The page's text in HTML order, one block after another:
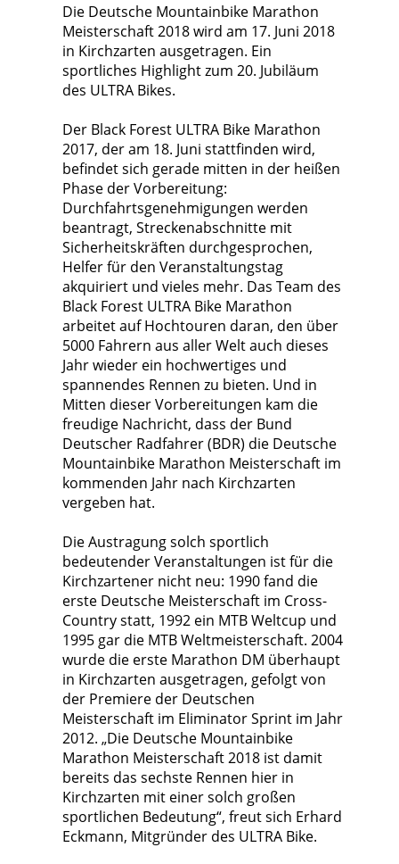
Die Deutsche Mountainbike Marathon
Meisterschaft 2018 wird am 17. Juni 2018
in Kirchzarten ausgetragen. Ein
sportliches Highlight zum 20. Jubiläum
des ULTRA Bikes.
Der Black Forest ULTRA Bike Marathon
2017, der am 18. Juni stattfinden wird,
befindet sich gerade mitten in der heißen
Phase der Vorbereitung:
Durchfahrtsgenehmigungen werden
beantragt, Streckenabschnitte mit
Sicherheitskräften durchgesprochen,
Helfer für den Veranstaltungstag
akquiriert und vieles mehr. Das Team des
Black Forest ULTRA Bike Marathon
arbeitet auf Hochtouren daran, den über
5000 Fahrern aus aller Welt auch dieses
Jahr wieder ein hochwertiges und
spannendes Rennen zu bieten. Und in
Mitten dieser Vorbereitungen kam die
freudige Nachricht, dass der Bund
Deutscher Radfahrer (BDR) die Deutsche
Mountainbike Marathon Meisterschaft im
kommenden Jahr nach Kirchzarten
vergeben hat.
Die Austragung solch sportlich
bedeutender Veranstaltungen ist für die
Kirchzartener nicht neu: 1990 fand die
erste Deutsche Meisterschaft im Cross-
Country statt, 1992 ein MTB Weltcup und
1995 gar die MTB Weltmeisterschaft. 2004
wurde die erste Marathon DM überhaupt
in Kirchzarten ausgetragen, gefolgt von
der Premiere der Deutschen
Meisterschaft im Eliminator Sprint im Jahr
2012. „Die Deutsche Mountainbike
Marathon Meisterschaft 2018 ist damit
bereits das sechste Rennen hier in
Kirchzarten mit einer solch großen
sportlichen Bedeutung“, freut sich Erhard
Eckmann, Mitgründer des ULTRA Bike.